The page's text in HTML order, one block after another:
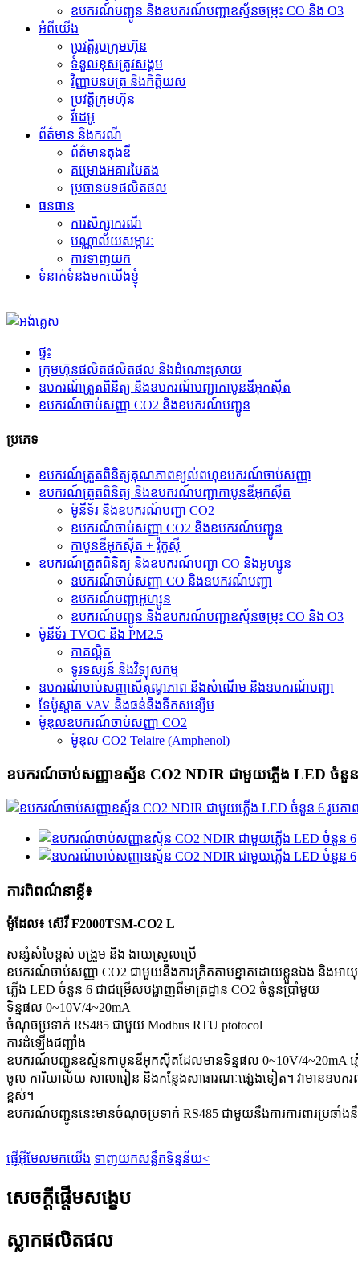
ឧបករណ៍បញ្ជូន និងឧបករណ៍បញ្ជាឧស្ម័នចម្រុះ CO និង O3
អំពីយើង
ប្រវត្តិរូបក្រុមហ៊ុន
ទំនួលខុសត្រូវសង្គម
វិញ្ញាបនបត្រ និងកិត្តិយស
ប្រវត្តិក្រុមហ៊ុន
វីដេអូ
ព័ត៌មាន និងករណី
ព័ត៌មានតុងឌី
គម្រោងអគារបៃតង
ប្រធានបទផលិតផល
ធនធាន
ការសិក្សាករណី
បណ្ណាល័យសម្ភារៈ
ការទាញយក
ទំនាក់ទំនងមកយើងខ្ញុំ
ផ្ទះ
ក្រុមហ៊ុនផលិតផលិតផល និងដំណោះស្រាយ
ឧបករណ៍ត្រួតពិនិត្យ និងឧបករណ៍បញ្ជាកាបូនឌីអុកស៊ីត
ឧបករណ៍ចាប់សញ្ញា CO2 និងឧបករណ៍បញ្ជូន
ប្រភេទ
ឧបករណ៍ត្រួតពិនិត្យគុណភាពខ្យល់ពហុឧបករណ៍ចាប់សញ្ញា
ឧបករណ៍ត្រួតពិនិត្យ និងឧបករណ៍បញ្ជាកាបូនឌីអុកស៊ីត
ម៉ូនីទ័រ និងឧបករណ៍បញ្ជា CO2
ឧបករណ៍ចាប់សញ្ញា CO2 និងឧបករណ៍បញ្ជូន
កាបូនឌីអុកស៊ីត + វ៉ូកូស៊ី
ឧបករណ៍ត្រួតពិនិត្យ និងឧបករណ៍បញ្ជា CO និងអូហ្សូន
ឧបករណ៍ចាប់សញ្ញា CO និងឧបករណ៍បញ្ជា
ឧបករណ៍បញ្ជាអូហ្សូន
ឧបករណ៍បញ្ជូន និងឧបករណ៍បញ្ជាឧស្ម័នចម្រុះ CO និង O3
ម៉ូនីទ័រ TVOC និង PM2.5
ភាគល្អិត
ទូរទស្សន៍ និង​វិទ្យុ​សកម្ម
ឧបករណ៍ចាប់សញ្ញាសីតុណ្ហភាព និងសំណើម និងឧបករណ៍បញ្ជា
ទែម៉ូស្ដាត VAV និងធន់នឹងទឹកសន្សើម
ម៉ូឌុលឧបករណ៍ចាប់សញ្ញា CO2
ម៉ូឌុល CO2 Telaire (Amphenol)
ឧបករណ៍ចាប់សញ្ញាឧស្ម័ន CO2 NDIR ជាមួយភ្លើង LED ចំនួ
ការពិពណ៌នាខ្លី៖
ម៉ូដែល៖ ស៊េរី F2000TSM-CO2 L
សន្សំសំចៃខ្ពស់ បង្រួម និង ងាយស្រួលប្រើ
ឧបករណ៍ចាប់សញ្ញា CO2 ជាមួយនឹងការក្រិតតាមខ្នាតដោយខ្លួនឯង និងអាយុក
ភ្លើង LED ចំនួន 6 ជាជម្រើសបង្ហាញពីមាត្រដ្ឋាន CO2 ចំនួនប្រាំមួយ
ទិន្នផល 0~10V/4~20mA
ចំណុចប្រទាក់ RS485 ជាមួយ Modbus RTU ptotocol
ការដំឡើងជញ្ជាំង
ឧបករណ៍បញ្ជូនឧស្ម័នកាបូនឌីអុកស៊ីតដែលមានទិន្នផល 0~10V/4~20mA ភ្ល
ចូល ការិយាល័យ សាលារៀន និងកន្លែងសាធារណៈផ្សេងទៀត។ វាមានឧបក
ខ្ពស់។
ឧបករណ៍បញ្ជូននេះមានចំណុចប្រទាក់ RS485 ជាមួយនឹងការការពារប្រឆាំងនឹ
ផ្ញើអ៊ីមែលមកយើង ទាញយកសន្លឹកទិន្នន័យ<
សេចក្តីផ្តើមសង្ខេប
ស្លាកផលិតផល